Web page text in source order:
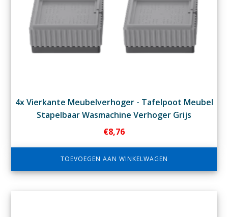
4x Vierkante Meubelverhoger - Tafelpoot Meubel
Stapelbaar Wasmachine Verhoger Grijs
€8,76
TOEVOEGEN AAN WINKELWAGEN